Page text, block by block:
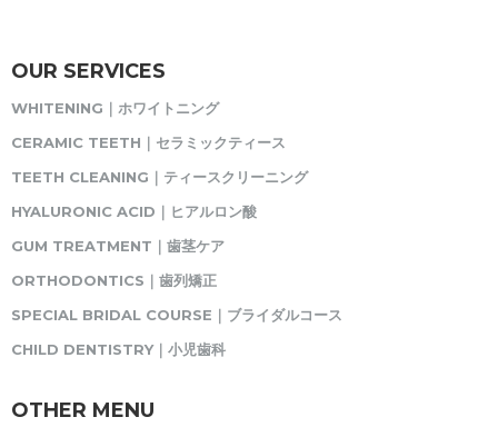
OUR SERVICES
WHITENING｜ホワイトニング
CERAMIC TEETH｜セラミックティース
TEETH CLEANING｜ティースクリーニング
HYALURONIC ACID｜ヒアルロン酸
GUM TREATMENT｜歯茎ケア
ORTHODONTICS｜歯列矯正
SPECIAL BRIDAL COURSE｜ブライダルコース
CHILD DENTISTRY｜小児歯科
OTHER MENU